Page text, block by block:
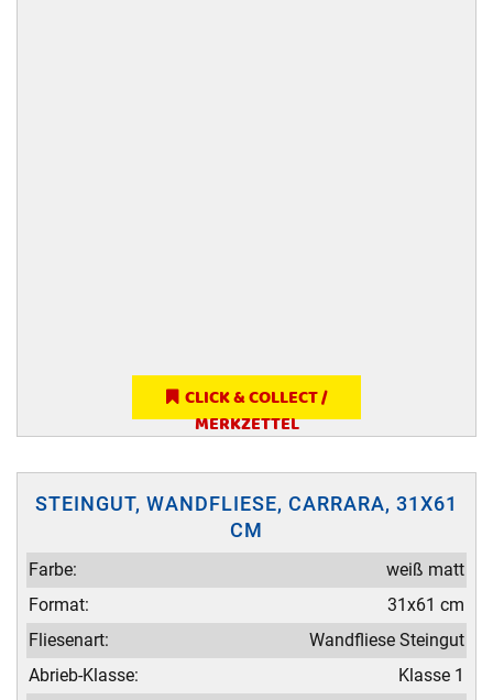
CLICK & COLLECT /
MERKZETTEL
STEINGUT, WANDFLIESE, CARRARA, 31X61
CM
Farbe:
weiß matt
Format:
31x61 cm
Fliesenart:
Wandfliese Steingut
Abrieb-Klasse:
Klasse 1